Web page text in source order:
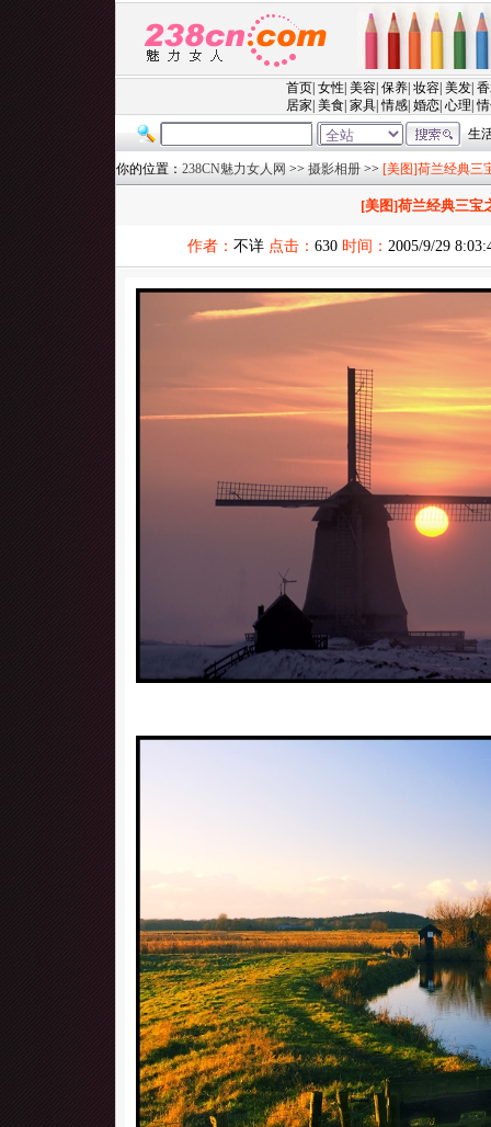
你的位置： 238CN魅力女人网 >> 摄影相册 >> [美图]荷兰经典三
[美图]荷兰经典三宝
作者： 不详 点击： 630 时间： 2005/9/29